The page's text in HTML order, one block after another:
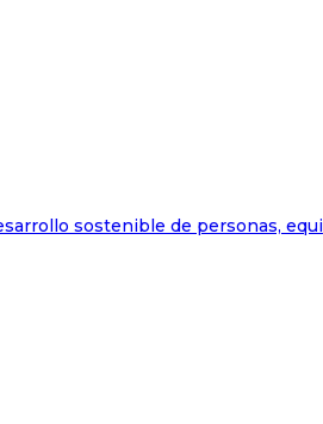
sostenible de personas,